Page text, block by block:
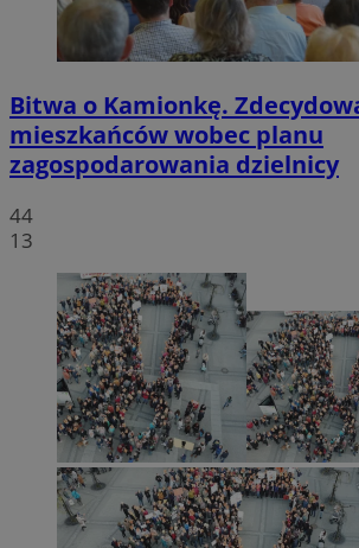
Bitwa o Kamionkę.
mieszkańców wobec planu
zagospodarowania dzielnicy
44
13